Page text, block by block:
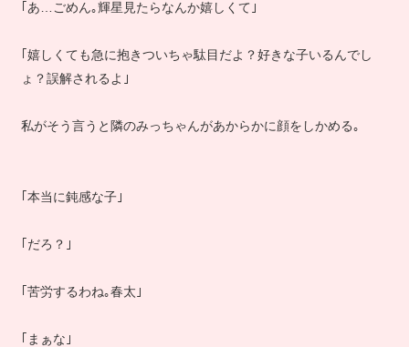
｢あ…ごめん｡輝星見たらなんか嬉しくて｣
｢嬉しくても急に抱きついちゃ駄目だよ？好きな子いるんでし
ょ？誤解されるよ｣
私がそう言うと隣のみっちゃんがあからかに顔をしかめる｡
｢本当に鈍感な子｣
｢だろ？｣
｢苦労するわね｡春太｣
｢まぁな｣